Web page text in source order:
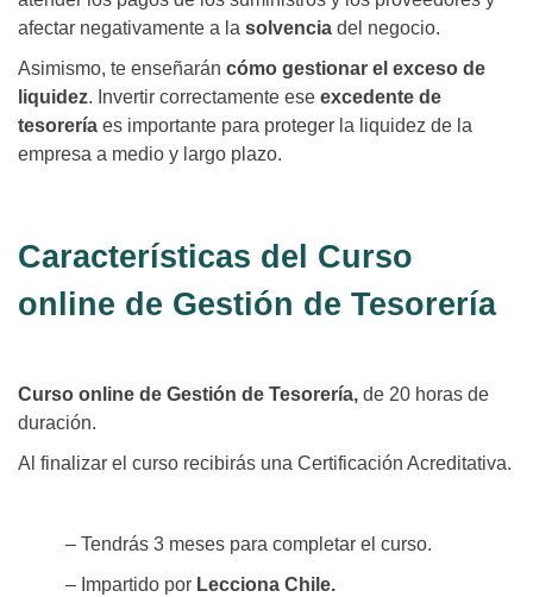
afectar negativamente a la solvencia del negocio.
Asimismo, te enseñarán cómo gestionar el exceso de
liquidez. Invertir correctamente ese excedente de
tesorería es importante para proteger la liquidez de la
empresa a medio y largo plazo.
Características del Curso
online de Gestión de Tesorería
Curso online de Gestión de Tesorería, de 20 horas de
duración.
Al finalizar el curso recibirás una Certificación Acreditativa.
– Tendrás 3 meses para completar el curso.
– Impartido por Lecciona Chile.